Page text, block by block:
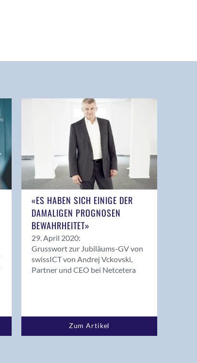
«ES HABEN SICH EINIGE DER
DAMALIGEN PROGNOSEN
BEWAHRHEITET»
29. April 2020:
Grusswort zur Jubiläums-GV von
swissICT von Andrej Vckovski,
Partner und CEO bei Netcetera
Zum Artikel